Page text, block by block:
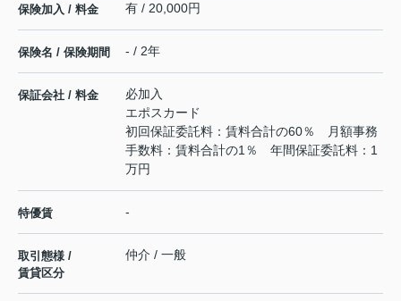
保険加入 / 料金 有 / 20,000円
保険名 / 保険期間 - / 2年
保証会社 / 料金
必加入
エポスカード
初回保証委託料：賃料合計の60％ 月額事務
手数料：賃料合計の1％ 年間保証委託料：1
万円
特優賃 -
取引態様 /
賃貸区分
仲介 / 一般